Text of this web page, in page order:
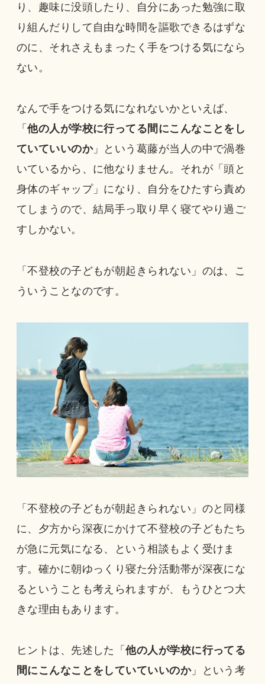
り、趣味に没頭したり、自分にあった勉強に取
り組んだりして自由な時間を謳歌できるはずな
のに、それさえもまったく手をつける気になら
ない。
なんで手をつける気になれないかといえば、
「他の人が学校に行ってる間にこんなことをし
ていていいのか」という葛藤が当人の中で渦巻
いているから、に他なりません。それが「頭と
身体のギャップ」になり、自分をひたすら責め
てしまうので、結局手っ取り早く寝てやり過ご
すしかない。
「不登校の子どもが朝起きられない」のは、こ
ういうことなのです。
「不登校の子どもが朝起きられない」のと同様
に、夕方から深夜にかけて不登校の子どもたち
が急に元気になる、という相談もよく受けま
す。確かに朝ゆっくり寝た分活動帯が深夜にな
るということも考えられますが、もうひとつ大
きな理由もあります。
ヒントは、先述した「他の人が学校に行ってる
間にこんなことをしていていいのか」という考